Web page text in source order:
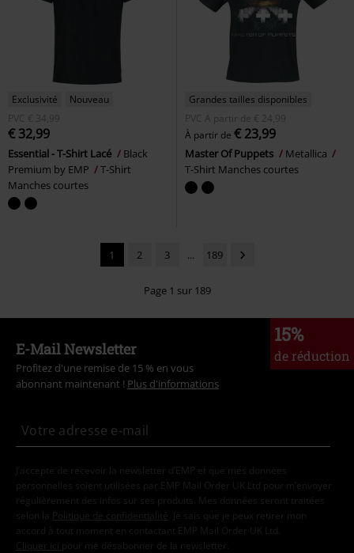
Exclusivité
Nouveau
PVC € 34,99
€ 32,99
Essential - T-Shirt Lacé
Black
Premium by EMP
T-Shirt
Manches courtes
Grandes tailles disponibles
PVC
À partir de € 24,99
À partir de € 23,99
Master Of Puppets
Metallica
T-Shirt Manches courtes
1 2 3 ... 189
Page 1 sur 189
15%
de réduction
E-Mail Newsletter
Profitez d'une remise de 15 % en vous
abonnant maintenant ! Plus d'informations
J’accepte de recevoir la newsletter d’EMP et que mes données
personnelles soient utilisées par EMP Mail Order UK Ltd pour m’envoyer
régulièrement des infos sur ses produits. Mes données seront traitées
selon la
Politique de confidentialité . Je sais que je peux retirer mon
accord à tout moment en contactant EMP Mail Order UK Ltd.
Cliquer ici pour me désabonner de la newsletter.